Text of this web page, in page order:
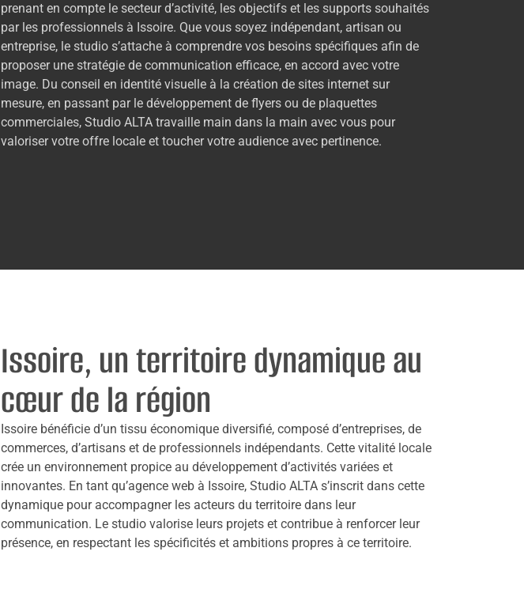
prenant en compte le secteur d’activité, les objectifs et les supports souhaités
par les professionnels à Issoire. Que vous soyez indépendant, artisan ou
entreprise, le studio s’attache à comprendre vos besoins spécifiques afin de
proposer une stratégie de communication efficace, en accord avec votre
image. Du conseil en identité visuelle à la création de sites internet sur
mesure, en passant par le développement de flyers ou de plaquettes
commerciales, Studio ALTA travaille main dans la main avec vous pour
valoriser votre offre locale et toucher votre audience avec pertinence.
Issoire, un territoire dynamique au
cœur de la région
Issoire bénéficie d’un tissu économique diversifié, composé d’entreprises, de
commerces, d’artisans et de professionnels indépendants. Cette vitalité locale
crée un environnement propice au développement d’activités variées et
innovantes. En tant qu’agence web à Issoire, Studio ALTA s’inscrit dans cette
dynamique pour accompagner les acteurs du territoire dans leur
communication. Le studio valorise leurs projets et contribue à renforcer leur
présence, en respectant les spécificités et ambitions propres à ce territoire.